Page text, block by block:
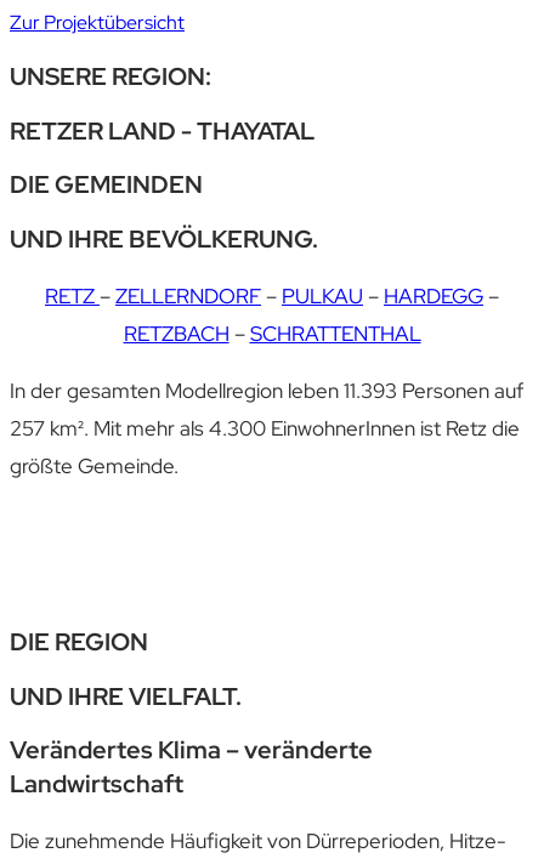
Zur Projektübersicht
UNSERE REGION:
RETZER LAND - THAYATAL
DIE GEMEINDEN
UND IHRE BEVÖLKERUNG.
RETZ–ZELLERNDORF– PULKAU – HARDEGG–
RETZBACH –SCHRATTENTHAL
In der gesamten Modellregion leben11.393 Personenauf
257 km². Mit mehr als4.300 EinwohnerInnen ist Retz die
größte Gemeinde.
DIE REGION
UND IHRE VIELFALT.
Verändertes Klima – veränderte
Landwirtschaft
Die zunehmende Häufig­keit von Dürre­perioden, Hitze­